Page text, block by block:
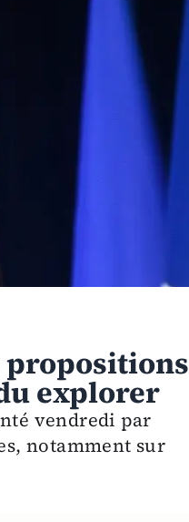
propositions
explorer
vendredi par
notamment sur